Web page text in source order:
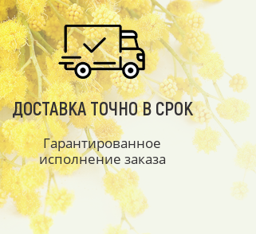
ДОСТАВКА ТОЧНО В СРОК
Гарантированное
исполнение заказа